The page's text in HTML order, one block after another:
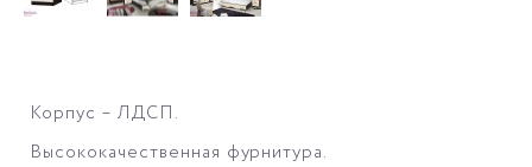
Корпус – ЛДСП.
Высококачественная фурнитура.